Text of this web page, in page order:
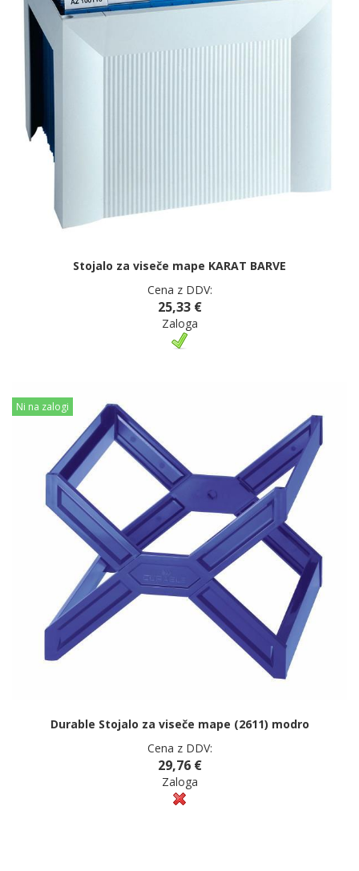
Stojalo za viseče mape KARAT BARVE
Cena z DDV:
25,33 €
Zaloga
Ni na zalogi
Durable Stojalo za viseče mape (2611) modro
Cena z DDV:
29,76 €
Zaloga